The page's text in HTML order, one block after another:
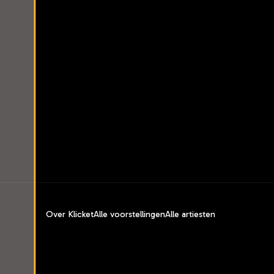
Over KlicketAlle voorstellingenAlle artiesten